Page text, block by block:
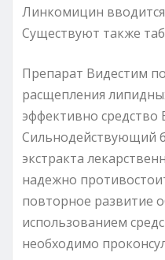
Линкомицин
Существуют также
Препарат Видестим
расщепления
эффективно средство
Сильнодействующий
экстракта
надежно
повторное развитие
использованием
необходимо